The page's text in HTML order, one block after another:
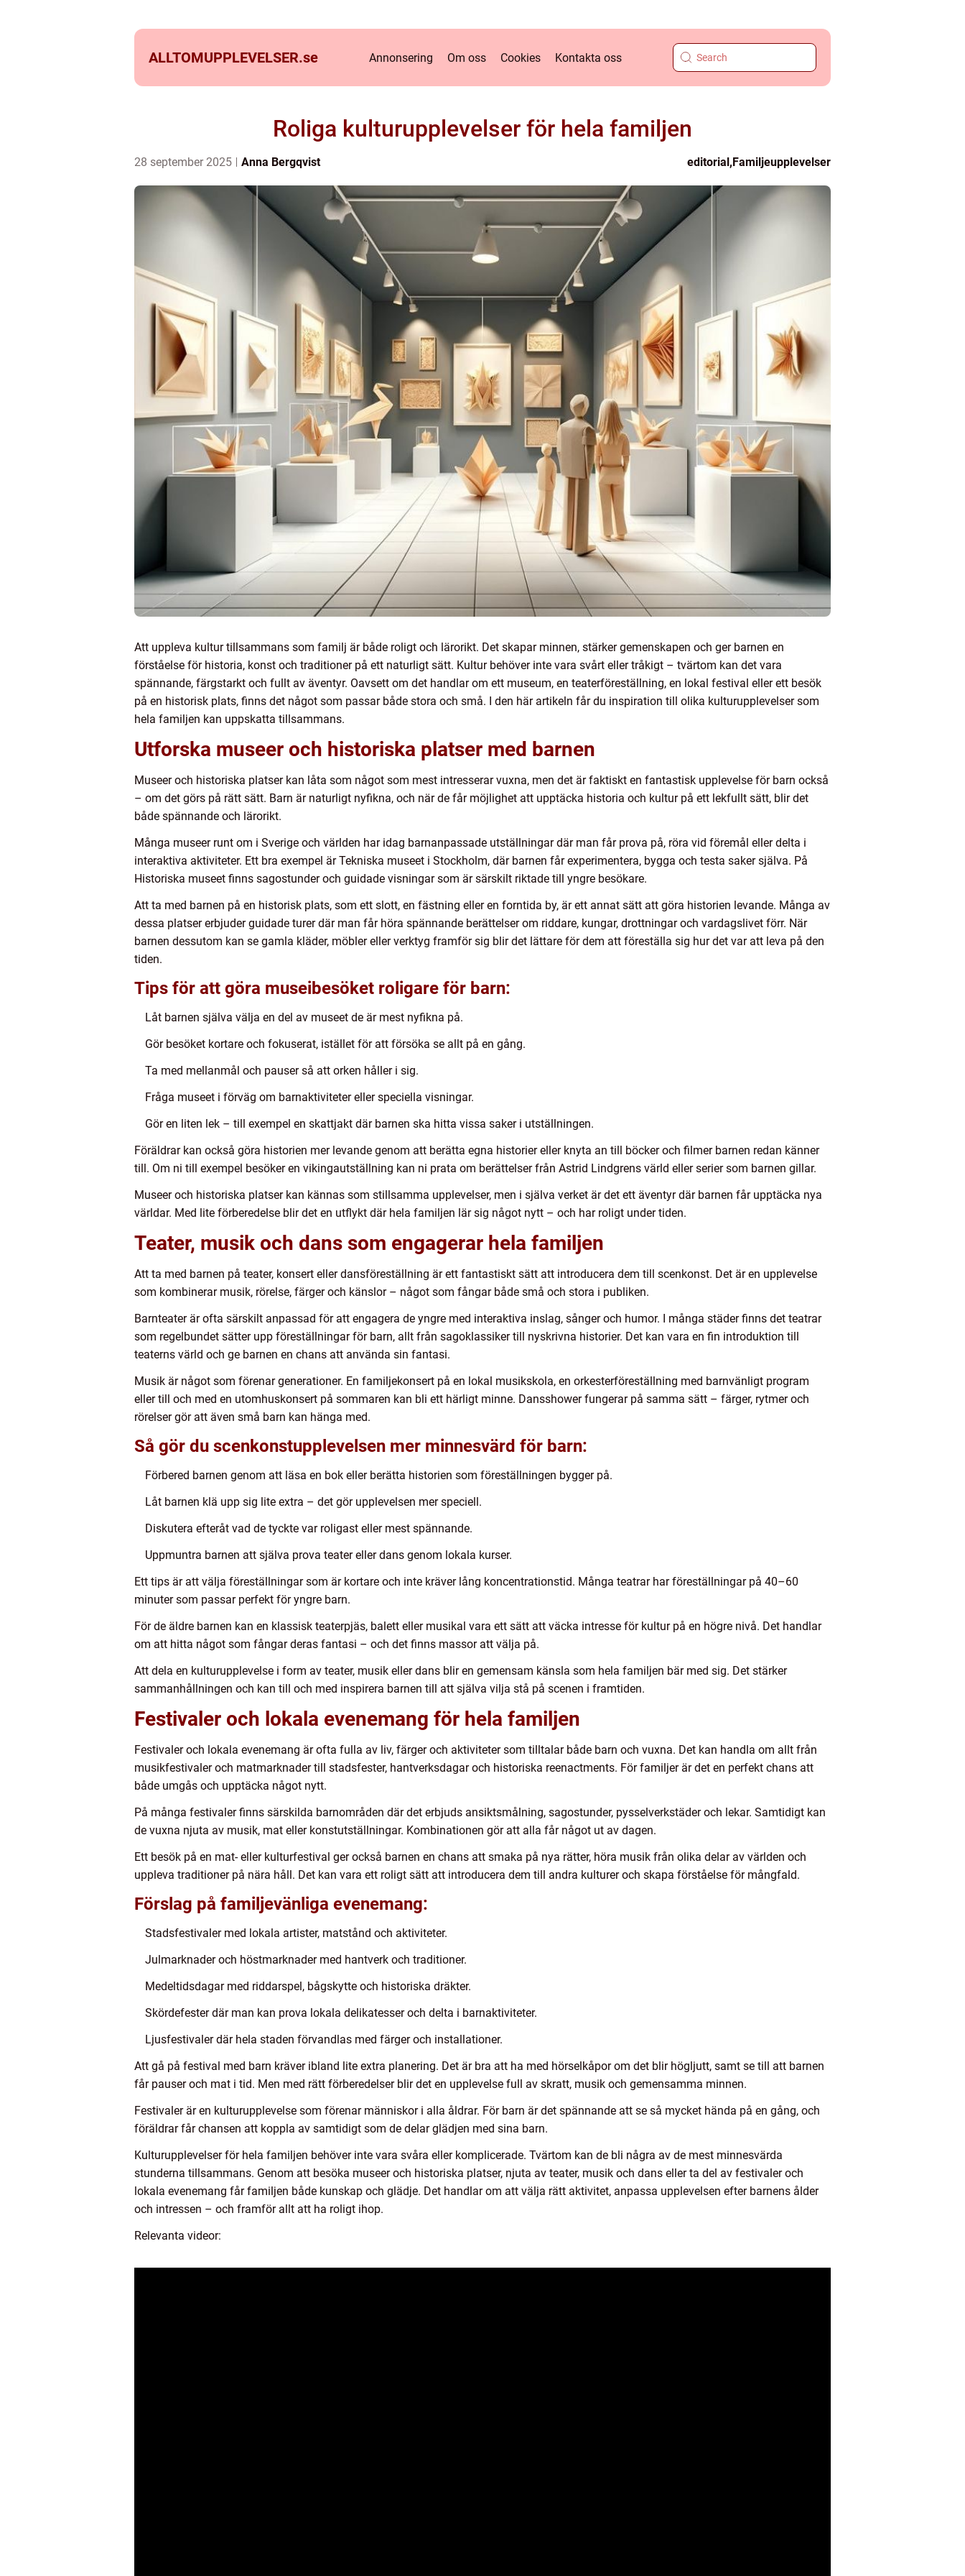
ALLTOMUPPLEVELSER.se Annonsering Om oss Cookies Kontakta oss
Roliga kulturupplevelser för hela familjen
28 september 2025 Anna Bergqvist editorial,Familjeupplevelser
Att uppleva kultur tillsammans som familj är både roligt och lärorikt. Det skapar minnen, stärker gemenskapen och ger barnen en
förståelse för historia, konst och traditioner på ett naturligt sätt. Kultur behöver inte vara svårt eller tråkigt – tvärtom kan det vara
spännande, färgstarkt och fullt av äventyr. Oavsett om det handlar om ett museum, en teaterföreställning, en lokal festival eller ett besök
på en historisk plats, finns det något som passar både stora och små. I den här artikeln får du inspiration till olika kulturupplevelser som
hela familjen kan uppskatta tillsammans.
Utforska museer och historiska platser med barnen
Museer och historiska platser kan låta som något som mest intresserar vuxna, men det är faktiskt en fantastisk upplevelse för barn också
– om det görs på rätt sätt. Barn är naturligt nyfikna, och när de får möjlighet att upptäcka historia och kultur på ett lekfullt sätt, blir det
både spännande och lärorikt.
Många museer runt om i Sverige och världen har idag barnanpassade utställningar där man får prova på, röra vid föremål eller delta i
interaktiva aktiviteter. Ett bra exempel är Tekniska museet i Stockholm, där barnen får experimentera, bygga och testa saker själva. På
Historiska museet finns sagostunder och guidade visningar som är särskilt riktade till yngre besökare.
Att ta med barnen på en historisk plats, som ett slott, en fästning eller en forntida by, är ett annat sätt att göra historien levande. Många av
dessa platser erbjuder guidade turer där man får höra spännande berättelser om riddare, kungar, drottningar och vardagslivet förr. När
barnen dessutom kan se gamla kläder, möbler eller verktyg framför sig blir det lättare för dem att föreställa sig hur det var att leva på den
tiden.
Tips för att göra museibesöket roligare för barn:
Låt barnen själva välja en del av museet de är mest nyfikna på.
Gör besöket kortare och fokuserat, istället för att försöka se allt på en gång.
Ta med mellanmål och pauser så att orken håller i sig.
Fråga museet i förväg om barnaktiviteter eller speciella visningar.
Gör en liten lek – till exempel en skattjakt där barnen ska hitta vissa saker i utställningen.
Föräldrar kan också göra historien mer levande genom att berätta egna historier eller knyta an till böcker och filmer barnen redan känner
till. Om ni till exempel besöker en vikingautställning kan ni prata om berättelser från Astrid Lindgrens värld eller serier som barnen gillar.
Museer och historiska platser kan kännas som stillsamma upplevelser, men i själva verket är det ett äventyr där barnen får upptäcka nya
världar. Med lite förberedelse blir det en utflykt där hela familjen lär sig något nytt – och har roligt under tiden.
Teater, musik och dans som engagerar hela familjen
Att ta med barnen på teater, konsert eller dansföreställning är ett fantastiskt sätt att introducera dem till scenkonst. Det är en upplevelse
som kombinerar musik, rörelse, färger och känslor – något som fångar både små och stora i publiken.
Barnteater är ofta särskilt anpassad för att engagera de yngre med interaktiva inslag, sånger och humor. I många städer finns det teatrar
som regelbundet sätter upp föreställningar för barn, allt från sagoklassiker till nyskrivna historier. Det kan vara en fin introduktion till
teaterns värld och ge barnen en chans att använda sin fantasi.
Musik är något som förenar generationer. En familjekonsert på en lokal musikskola, en orkesterföreställning med barnvänligt program
eller till och med en utomhuskonsert på sommaren kan bli ett härligt minne. Dansshower fungerar på samma sätt – färger, rytmer och
rörelser gör att även små barn kan hänga med.
Så gör du scenkonstupplevelsen mer minnesvärd för barn:
Förbered barnen genom att läsa en bok eller berätta historien som föreställningen bygger på.
Låt barnen klä upp sig lite extra – det gör upplevelsen mer speciell.
Diskutera efteråt vad de tyckte var roligast eller mest spännande.
Uppmuntra barnen att själva prova teater eller dans genom lokala kurser.
Ett tips är att välja föreställningar som är kortare och inte kräver lång koncentrationstid. Många teatrar har föreställningar på 40–60
minuter som passar perfekt för yngre barn.
För de äldre barnen kan en klassisk teaterpjäs, balett eller musikal vara ett sätt att väcka intresse för kultur på en högre nivå. Det handlar
om att hitta något som fångar deras fantasi – och det finns massor att välja på.
Att dela en kulturupplevelse i form av teater, musik eller dans blir en gemensam känsla som hela familjen bär med sig. Det stärker
sammanhållningen och kan till och med inspirera barnen till att själva vilja stå på scenen i framtiden.
Festivaler och lokala evenemang för hela familjen
Festivaler och lokala evenemang är ofta fulla av liv, färger och aktiviteter som tilltalar både barn och vuxna. Det kan handla om allt från
musikfestivaler och matmarknader till stadsfester, hantverksdagar och historiska reenactments. För familjer är det en perfekt chans att
både umgås och upptäcka något nytt.
På många festivaler finns särskilda barnområden där det erbjuds ansiktsmålning, sagostunder, pysselverkstäder och lekar. Samtidigt kan
de vuxna njuta av musik, mat eller konstutställningar. Kombinationen gör att alla får något ut av dagen.
Ett besök på en mat- eller kulturfestival ger också barnen en chans att smaka på nya rätter, höra musik från olika delar av världen och
uppleva traditioner på nära håll. Det kan vara ett roligt sätt att introducera dem till andra kulturer och skapa förståelse för mångfald.
Förslag på familjevänliga evenemang:
Stadsfestivaler med lokala artister, matstånd och aktiviteter.
Julmarknader och höstmarknader med hantverk och traditioner.
Medeltidsdagar med riddarspel, bågskytte och historiska dräkter.
Skördefester där man kan prova lokala delikatesser och delta i barnaktiviteter.
Ljusfestivaler där hela staden förvandlas med färger och installationer.
Att gå på festival med barn kräver ibland lite extra planering. Det är bra att ha med hörselkåpor om det blir högljutt, samt se till att barnen
får pauser och mat i tid. Men med rätt förberedelser blir det en upplevelse full av skratt, musik och gemensamma minnen.
Festivaler är en kulturupplevelse som förenar människor i alla åldrar. För barn är det spännande att se så mycket hända på en gång, och
föräldrar får chansen att koppla av samtidigt som de delar glädjen med sina barn.
Kulturupplevelser för hela familjen behöver inte vara svåra eller komplicerade. Tvärtom kan de bli några av de mest minnesvärda
stunderna tillsammans. Genom att besöka museer och historiska platser, njuta av teater, musik och dans eller ta del av festivaler och
lokala evenemang får familjen både kunskap och glädje. Det handlar om att välja rätt aktivitet, anpassa upplevelsen efter barnens ålder
och intressen – och framför allt att ha roligt ihop.
Relevanta videor: